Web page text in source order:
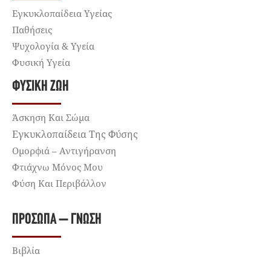
Εγκυκλοπαίδεια Υγείας
Παθήσεις
Ψυχολογία & Υγεία
Φυσική Υγεία
ΦΥΣΙΚΉ ΖΩΉ
Άσκηση Και Σώμα
Εγκυκλοπαίδεια Της Φύσης
Ομορφιά – Αντιγήρανση
Φτιάχνω Μόνος Μου
Φύση Και Περιβάλλον
ΠΡΌΣΩΠΑ – ΓΝΏΣΗ
Βιβλία